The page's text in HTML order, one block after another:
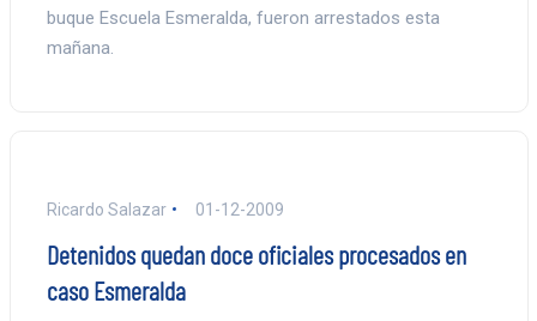
buque Escuela Esmeralda, fueron arrestados esta
mañana.
Ricardo Salazar 01-12-2009
Detenidos quedan doce oficiales procesados en
caso Esmeralda